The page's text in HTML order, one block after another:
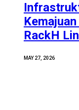
RackH
MAY 27, 2026